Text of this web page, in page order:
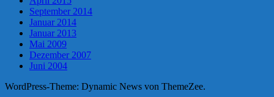
September 2014
Januar 2014
Januar 2013
Mai 2009
Dezember 2007
Juni 2004
WordPress-Theme: Dynamic News von ThemeZee.